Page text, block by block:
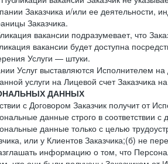
Заказчика и/или ее деятельности,
Заказчика.
вакансии подразумевает, что
вакансии будет доступна
Услуги — штуки.
Услуг выставляются Исполнителем
услуги на Лицевой счет Заказчика
ДАННЫХ
с Договором Заказчик получит от
данные строго в соответствии
данные только с целью
или у Клиентов Заказчика;(б) не
информацию о том, что